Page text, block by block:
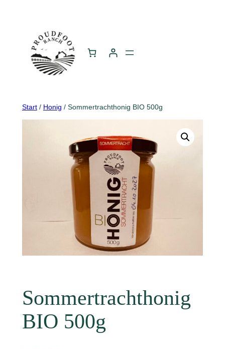
Start/ Honig / Sommertrachthonig BIO 500g
Sommertrachthonig
BIO 500g